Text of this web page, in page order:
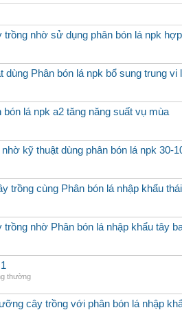
trồng nhờ sử dụng phân bón lá npk
dùng Phân bón lá npk bổ sung trung vi
bón lá npk a2 tăng năng suất vụ mùa
kỹ thuật dùng phân bón lá npk 30-
trồng cùng Phân bón lá nhập khẩu
trồng nhờ Phân bón lá nhập khẩu tây
thường
cây trồng với phân bón lá nhập